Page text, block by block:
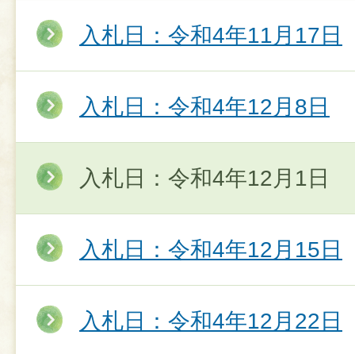
入札日：令和4年11月17日
入札日：令和4年12月8日
入札日：令和4年12月1日
入札日：令和4年12月15日
入札日：令和4年12月22日